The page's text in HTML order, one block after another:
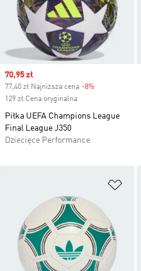
Sale price
70,95 zł
77,40 zł Najniższa cena -8%
129 zł Cena oryginalna
Piłka UEFA Champions League
Final League J350
Dziecięce Performance